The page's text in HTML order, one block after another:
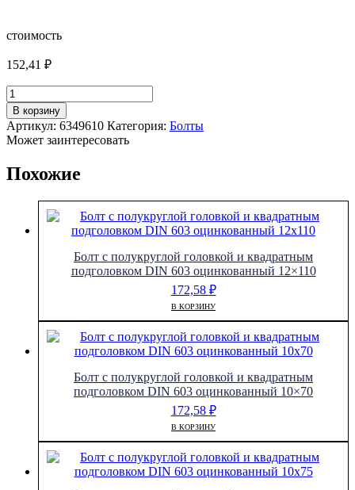
стоимость
152,41 ₽
Количество
товара
Болт
с
полукруглой
и
оцинкованный
В корзину
Артикул: 6349610 Категория: Болты
Может заинтересовать
Похожие
Болт с полукруглой головкой и квадратным
подголовком DIN 603 оцинкованный 12×110
172,58 ₽
В КОРЗИНУ
Болт с полукруглой головкой и квадратным
подголовком DIN 603 оцинкованный 10×70
172,58 ₽
В КОРЗИНУ